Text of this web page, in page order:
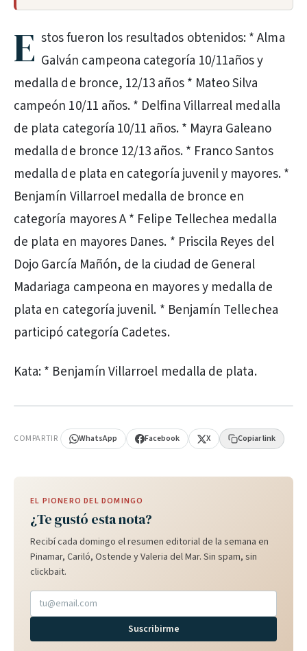
E stos fueron los resultados obtenidos: * Alma
Galván campeona categoría 10/11años y
medalla de bronce, 12/13 años * Mateo Silva
campeón 10/11 años. * Delfina Villarreal medalla
de plata categoría 10/11 años. * Mayra Galeano
medalla de bronce 12/13 años. * Franco Santos
medalla de plata en categoría juvenil y mayores. *
Benjamín Villarroel medalla de bronce en
categoría mayores A * Felipe Tellechea medalla
de plata en mayores Danes. * Priscila Reyes del
Dojo García Mañón, de la ciudad de General
Madariaga campeona en mayores y medalla de
plata en categoría juvenil. * Benjamín Tellechea
participó categoría Cadetes.
Kata: * Benjamín Villarroel medalla de plata.
COMPARTIR WhatsApp Facebook X Copiar link
EL PIONERO DEL DOMINGO
¿Te gustó esta nota?
Recibí cada domingo el resumen editorial de la semana en
Pinamar, Cariló, Ostende y Valeria del Mar. Sin spam, sin
clickbait.
Suscribirme